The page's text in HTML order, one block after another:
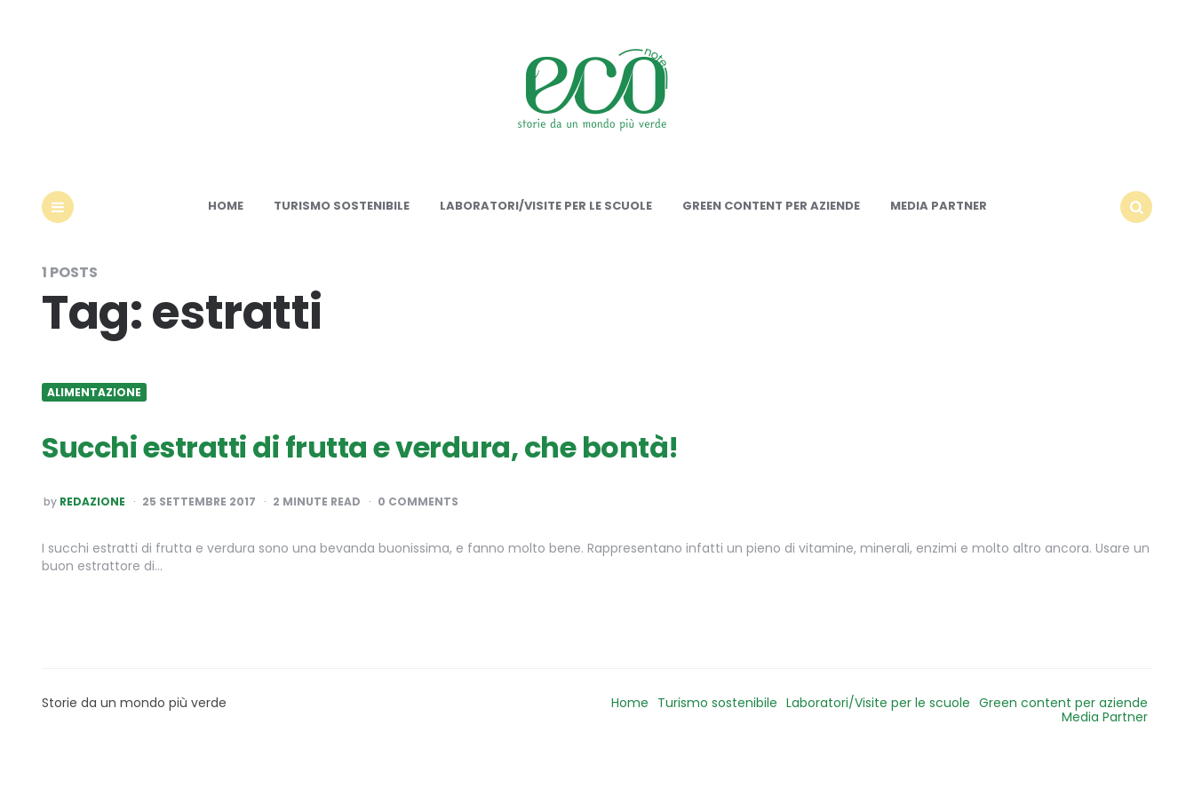
HOME TURISMO SOSTENIBILE LABORATORI/VISITE PER LE SCUOLE GREEN CONTENT PER AZIENDE
MEDIA PARTNER
1 POSTS
Tag:estratti
ALIMENTAZIONE
Succhi estratti di frutta e verdura, che bontà!
POSTED
BY
by REDAZIONE 25 SETTEMBRE 2017 2 MINUTE READ 0 COMMENTS
I succhi estratti di frutta e verdura sono una bevanda buonissima, e fanno molto bene. Rappresentano infatti un pieno di vitamine, minerali, enzimi e molto altro ancora. Usare un
buon estrattore di…
Storie da un mondo più verde Home Turismo sostenibile Laboratori/Visite per le scuole Green content per aziende
Media Partner